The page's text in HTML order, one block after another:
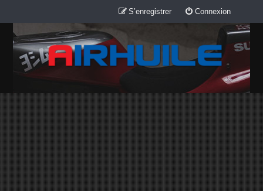
Connexion
S’enregistrer